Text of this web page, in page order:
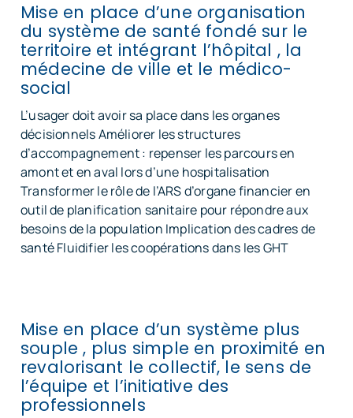
Mise en place d’une organisation
du système de santé fondé sur le
territoire et intégrant l’hôpital , la
médecine de ville et le médico-
social
L’usager doit avoir sa place dans les organes
décisionnels Améliorer les structures
d’accompagnement : repenser les parcours en
amont et en aval lors d’une hospitalisation
Transformer le rôle de l’ARS d’organe financier en
outil de planification sanitaire pour répondre aux
besoins de la population Implication des cadres de
santé Fluidifier les coopérations dans les GHT
Mise en place d’un système plus
souple , plus simple en proximité en
revalorisant le collectif, le sens de
l’équipe et l’initiative des
professionnels